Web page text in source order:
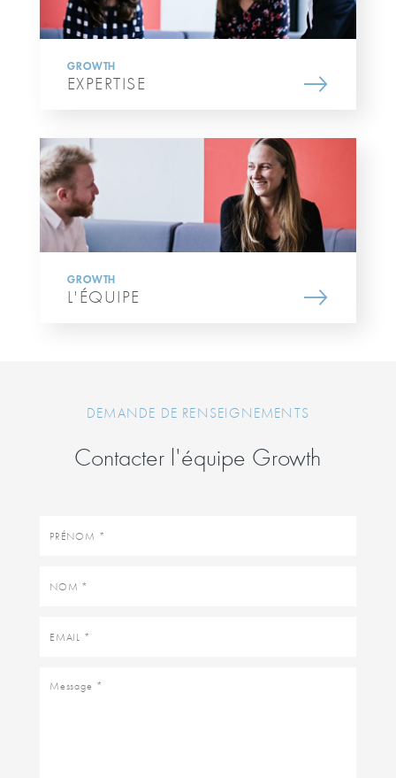
GROWTH
EXPERTISE
GROWTH
L'ÉQUIPE
DEMANDE DE RENSEIGNEMENTS
Contacter l'équipe Growth
Prénom
Nom
Email
Message